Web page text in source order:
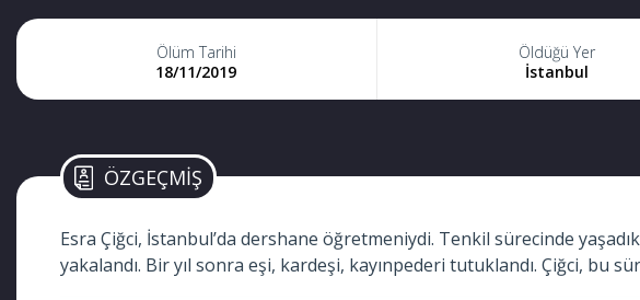
Ölüm Tarihi
18/11/2019
Öldüğü Yer
İstanbul
ÖZGEÇMİŞ
Esra Çiğci, İstanbul’da dershane öğretmeniydi. Tenkil sürecinde
yakalandı. Bir yıl sonra eşi, kardeşi, kayınpederi tutuklandı. Çiğci, bu